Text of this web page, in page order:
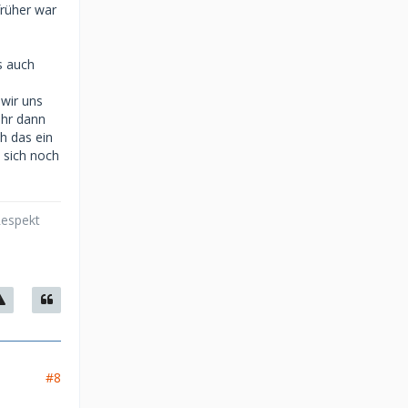
war
auch
uns
dann
das ein
noch
#8